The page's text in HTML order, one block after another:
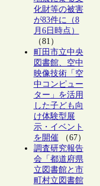
化財等の被害
が83件に（8
月6日時点）
（81）
町田市立中央
図書館、空中
映像技術「空
中コンピュー
ター」を活用
した子ども向
け体験型展
示・イベント
を開催（67）
調査研究報告
会「都道府県
立図書館と市
町村立図書館